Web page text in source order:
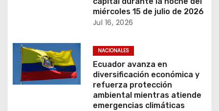
d
e
miércoles 15 de julio de 2026
Jul 16, 2026
NACIONALES
Ecuador avanza en
diversificación económica y
refuerza protección
ambiental mientras atiende
emergencias climáticas